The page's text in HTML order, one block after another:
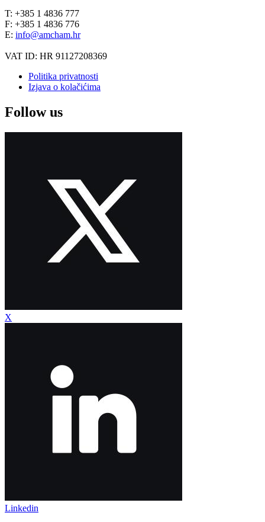
T: +385 1 4836 777
F: +385 1 4836 776
E: info@amcham.hr
VAT ID: HR 91127208369
Politika privatnosti
Izjava o kolačićima
Follow us
X
Linkedin